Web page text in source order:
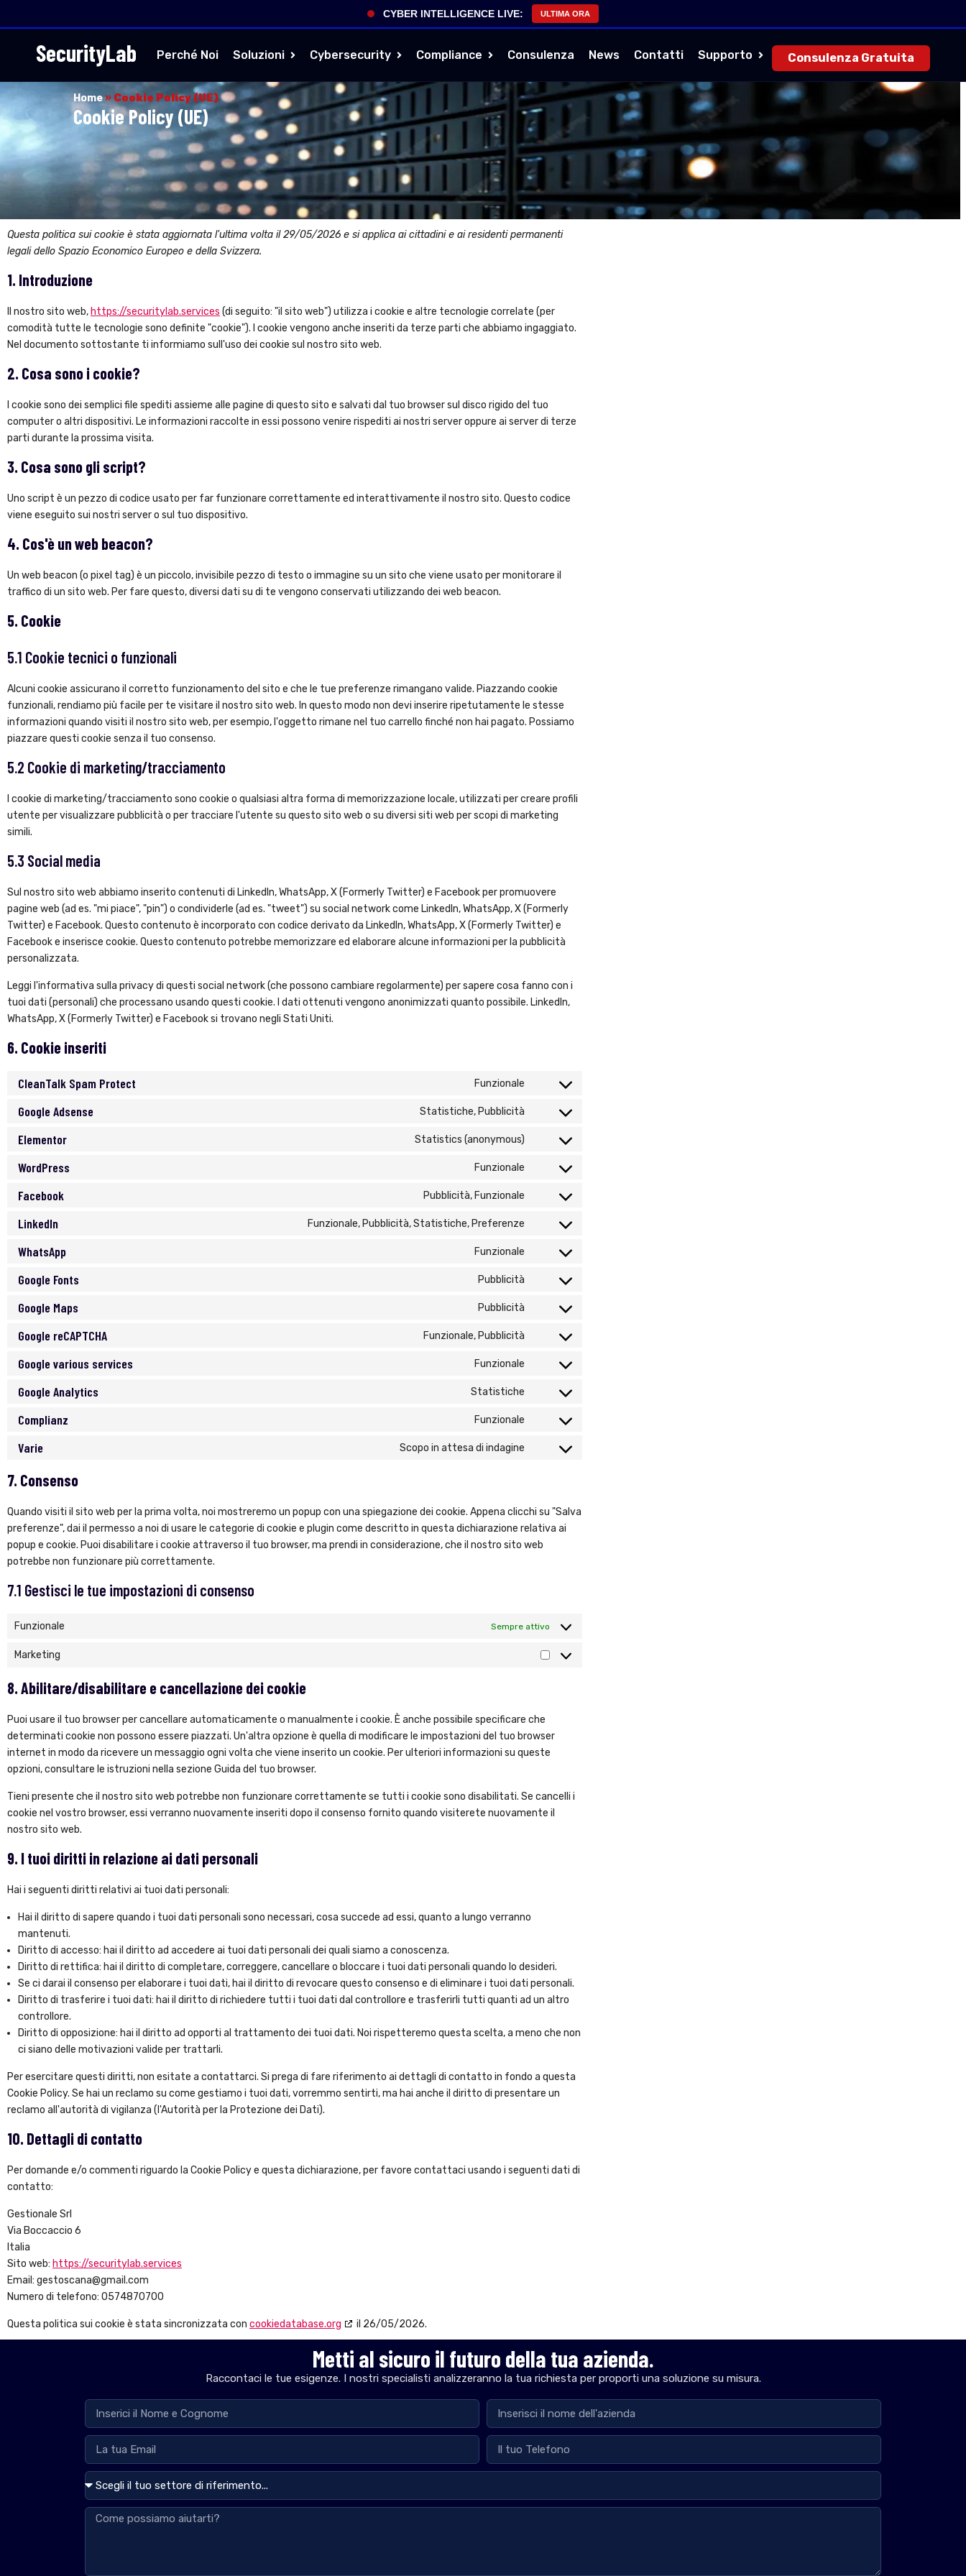
CYBER INTELLIGENCE LIVE: ULTIMA ORA
SecurityLab Perché Noi Soluzioni Cybersecurity Compliance Consulenza News Contatti Supporto Consulenza Gratuita
Home»Cookie Policy (UE)
Cookie Policy (UE)
Questa politica sui cookie è stata aggiornata l'ultima volta il 29/05/2026 e si applica ai cittadini e ai residenti permanenti
legali dello Spazio Economico Europeo e della Svizzera.
1. Introduzione
Il nostro sito web, https://securitylab.services (di seguito: "il sito web") utilizza i cookie e altre tecnologie correlate (per
comodità tutte le tecnologie sono definite "cookie"). I cookie vengono anche inseriti da terze parti che abbiamo ingaggiato.
Nel documento sottostante ti informiamo sull'uso dei cookie sul nostro sito web.
2. Cosa sono i cookie?
I cookie sono dei semplici file spediti assieme alle pagine di questo sito e salvati dal tuo browser sul disco rigido del tuo
computer o altri dispositivi. Le informazioni raccolte in essi possono venire rispediti ai nostri server oppure ai server di terze
parti durante la prossima visita.
3. Cosa sono gli script?
Uno script è un pezzo di codice usato per far funzionare correttamente ed interattivamente il nostro sito. Questo codice
viene eseguito sui nostri server o sul tuo dispositivo.
4. Cos'è un web beacon?
Un web beacon (o pixel tag) è un piccolo, invisibile pezzo di testo o immagine su un sito che viene usato per monitorare il
traffico di un sito web. Per fare questo, diversi dati su di te vengono conservati utilizzando dei web beacon.
5. Cookie
5.1 Cookie tecnici o funzionali
Alcuni cookie assicurano il corretto funzionamento del sito e che le tue preferenze rimangano valide. Piazzando cookie
funzionali, rendiamo più facile per te visitare il nostro sito web. In questo modo non devi inserire ripetutamente le stesse
informazioni quando visiti il nostro sito web, per esempio, l'oggetto rimane nel tuo carrello finché non hai pagato. Possiamo
piazzare questi cookie senza il tuo consenso.
5.2 Cookie di marketing/tracciamento
I cookie di marketing/tracciamento sono cookie o qualsiasi altra forma di memorizzazione locale, utilizzati per creare profili
utente per visualizzare pubblicità o per tracciare l'utente su questo sito web o su diversi siti web per scopi di marketing
simili.
5.3 Social media
Sul nostro sito web abbiamo inserito contenuti di LinkedIn, WhatsApp, X (Formerly Twitter) e Facebook per promuovere
pagine web (ad es. "mi piace", "pin") o condividerle (ad es. "tweet") su social network come LinkedIn, WhatsApp, X (Formerly
Twitter) e Facebook. Questo contenuto è incorporato con codice derivato da LinkedIn, WhatsApp, X (Formerly Twitter) e
Facebook e inserisce cookie. Questo contenuto potrebbe memorizzare ed elaborare alcune informazioni per la pubblicità
personalizzata.
Leggi l'informativa sulla privacy di questi social network (che possono cambiare regolarmente) per sapere cosa fanno con i
tuoi dati (personali) che processano usando questi cookie. I dati ottenuti vengono anonimizzati quanto possibile. LinkedIn,
WhatsApp, X (Formerly Twitter) e Facebook si trovano negli Stati Uniti.
6. Cookie inseriti
CleanTalk Spam Protect Funzionale
Google Adsense Statistiche, Pubblicità
Elementor Statistics (anonymous)
WordPress Funzionale
Facebook Pubblicità, Funzionale
LinkedIn Funzionale, Pubblicità, Statistiche, Preferenze
WhatsApp Funzionale
Google Fonts Pubblicità
Google Maps Pubblicità
Google reCAPTCHA Funzionale, Pubblicità
Google various services Funzionale
Google Analytics Statistiche
Complianz Funzionale
Varie Scopo in attesa di indagine
7. Consenso
Quando visiti il sito web per la prima volta, noi mostreremo un popup con una spiegazione dei cookie. Appena clicchi su "Salva
preferenze", dai il permesso a noi di usare le categorie di cookie e plugin come descritto in questa dichiarazione relativa ai
popup e cookie. Puoi disabilitare i cookie attraverso il tuo browser, ma prendi in considerazione, che il nostro sito web
potrebbe non funzionare più correttamente.
7.1 Gestisci le tue impostazioni di consenso
Funzionale Sempre attivo
Marketing
8. Abilitare/disabilitare e cancellazione dei cookie
Puoi usare il tuo browser per cancellare automaticamente o manualmente i cookie. È anche possibile specificare che
determinati cookie non possono essere piazzati. Un'altra opzione è quella di modificare le impostazioni del tuo browser
internet in modo da ricevere un messaggio ogni volta che viene inserito un cookie. Per ulteriori informazioni su queste
opzioni, consultare le istruzioni nella sezione Guida del tuo browser.
Tieni presente che il nostro sito web potrebbe non funzionare correttamente se tutti i cookie sono disabilitati. Se cancelli i
cookie nel vostro browser, essi verranno nuovamente inseriti dopo il consenso fornito quando visiterete nuovamente il
nostro sito web.
9. I tuoi diritti in relazione ai dati personali
Hai i seguenti diritti relativi ai tuoi dati personali:
Hai il diritto di sapere quando i tuoi dati personali sono necessari, cosa succede ad essi, quanto a lungo verranno
mantenuti.
Diritto di accesso: hai il diritto ad accedere ai tuoi dati personali dei quali siamo a conoscenza.
Diritto di rettifica: hai il diritto di completare, correggere, cancellare o bloccare i tuoi dati personali quando lo desideri.
Se ci darai il consenso per elaborare i tuoi dati, hai il diritto di revocare questo consenso e di eliminare i tuoi dati personali.
Diritto di trasferire i tuoi dati: hai il diritto di richiedere tutti i tuoi dati dal controllore e trasferirli tutti quanti ad un altro
controllore.
Diritto di opposizione: hai il diritto ad opporti al trattamento dei tuoi dati. Noi rispetteremo questa scelta, a meno che non
ci siano delle motivazioni valide per trattarli.
Per esercitare questi diritti, non esitate a contattarci. Si prega di fare riferimento ai dettagli di contatto in fondo a questa
Cookie Policy. Se hai un reclamo su come gestiamo i tuoi dati, vorremmo sentirti, ma hai anche il diritto di presentare un
reclamo all'autorità di vigilanza (l'Autorità per la Protezione dei Dati).
10. Dettagli di contatto
Per domande e/o commenti riguardo la Cookie Policy e questa dichiarazione, per favore contattaci usando i seguenti dati di
contatto:
Gestionale Srl
Via Boccaccio 6
Italia
Sito web: https://securitylab.services
Email: gestoscana@gmail.com
Numero di telefono: 0574870700
Questa politica sui cookie è stata sincronizzata con cookiedatabase.org il 26/05/2026.
Metti al sicuro il futuro della tua azienda.
Raccontaci le tue esigenze. I nostri specialisti analizzeranno la tua richiesta per proporti una soluzione su misura.